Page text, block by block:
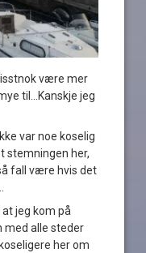
være mer
til…Kanskje jeg
var noe koselig
stemningen her,
fall være hvis det
jeg kom på
med alle steder
her om